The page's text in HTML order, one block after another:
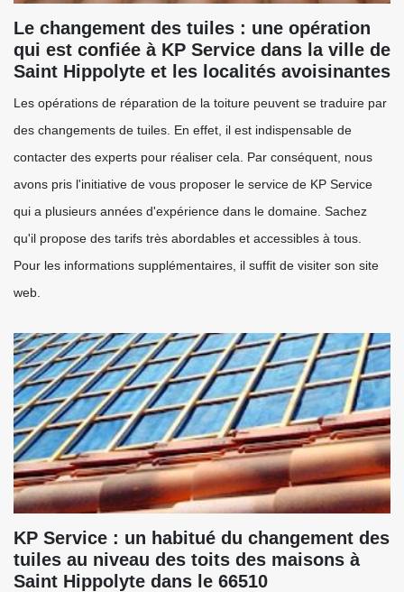
Le changement des tuiles : une opération
qui est confiée à KP Service dans la ville de
Saint Hippolyte et les localités avoisinantes
Les opérations de réparation de la toiture peuvent se traduire par
des changements de tuiles. En effet, il est indispensable de
contacter des experts pour réaliser cela. Par conséquent, nous
avons pris l'initiative de vous proposer le service de KP Service
qui a plusieurs années d'expérience dans le domaine. Sachez
qu'il propose des tarifs très abordables et accessibles à tous.
Pour les informations supplémentaires, il suffit de visiter son site
web.
KP Service : un habitué du changement des
tuiles au niveau des toits des maisons à
Saint Hippolyte dans le 66510